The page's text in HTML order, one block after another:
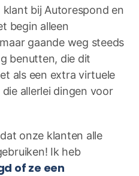
bij Autorespond en
begin alleen
gaande weg steeds
benutten, die dit
als een extra virtuele
allerlei dingen voor
onze klanten alle
Ik heb
of ze een